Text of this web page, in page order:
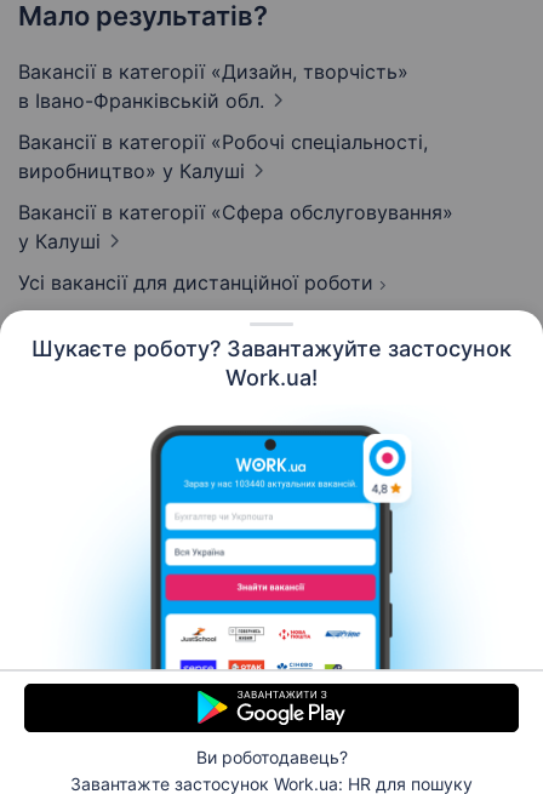
Шукаєте роботу? Завантажуйте застосунок
Work.ua!
Ви роботодавець?
Завантажте застосунок Work.ua: HR для пошуку
Мало результатів?
Вакансії в категорії «Дизайн, творчість»
в Івано-Франківській обл.
Вакансії в категорії «Робочі спеціальності,
виробництво» у Калуші
Вакансії в категорії «Сфера обслуговування»
у Калуші
Усі вакансії для дистанційної роботи
Контакти Про нас
Кар’єра
Допомога Умови використання
© 2006–2026 Work.ua. Сервіс пошуку роботи №1 в